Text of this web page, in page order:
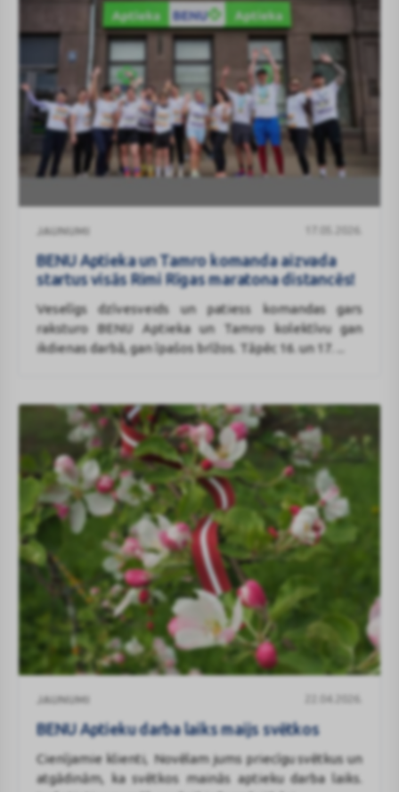
Aptieka
Tamro
aizvada
startus
visās
maratona
distancēs!
JAUNUMI 17.05.2026.
BENU Aptieka un Tamro komanda aizvada
startus visās Rimi Rīgas maratona distancēs!
Veselīgs dzīvesveids un patiess komandas gars
raksturo BENU Aptieka un Tamro kolektīvu gan
ikdienas darbā, gan īpašos brīžos. Tāpēc 16. un 17. ...
Aptieku
darba
maijs
svētkos
JAUNUMI 22.04.2026.
BENU Aptieku darba laiks maijs svētkos
Cienījamie klienti, Novēlam jums priecīgu svētkus un
atgādinām, ka svētkos mainās aptieku darba laiks.